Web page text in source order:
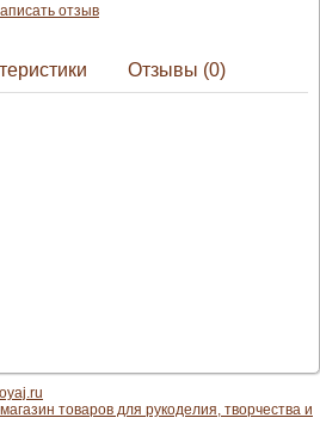
отзыв
Отзывы (0)
товаров для рукоделия, творчества и